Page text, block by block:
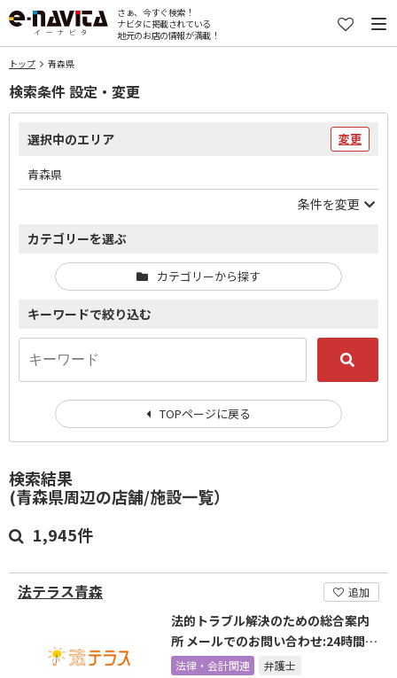
さぁ、今すぐ検索！
ナビタに掲載されている
地元のお店の情報が満載！
トップ 青森県
検索結果
(青森県周辺の店舗/施設一覧）
1,945件
法テラス青森 追加
法的トラブル解決のための総合案内
所 メールでのお問い合わせ:24時間受
付中
法律・会計関連 弁護士
検索条件 設定・変更
選択中のエリア 変更
青森県
条件を変更
カテゴリーを選ぶ
カテゴリーから探す
キーワードで絞り込む
TOPページに戻る